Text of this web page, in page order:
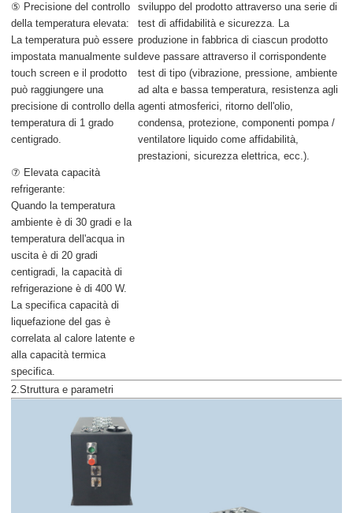
⑤ Precisione del controllo
della temperatura elevata:
La temperatura può essere
impostata manualmente sul
touch screen e il prodotto
può raggiungere una
precisione di controllo della
temperatura di 1 grado
centigrado.
sviluppo del prodotto attraverso una serie di
test di affidabilità e sicurezza. La
produzione in fabbrica di ciascun prodotto
deve passare attraverso il corrispondente
test di tipo (vibrazione, pressione, ambiente
ad alta e bassa temperatura, resistenza agli
agenti atmosferici, ritorno dell'olio,
condensa, protezione, componenti pompa /
ventilatore liquido come affidabilità,
prestazioni, sicurezza elettrica, ecc.).
⑦ Elevata capacità
refrigerante:
Quando la temperatura
ambiente è di 30 gradi e la
temperatura dell'acqua in
uscita è di 20 gradi
centigradi, la capacità di
refrigerazione è di 400 W.
La specifica capacità di
liquefazione del gas è
correlata al calore latente e
alla capacità termica
specifica.
2.Struttura e parametri